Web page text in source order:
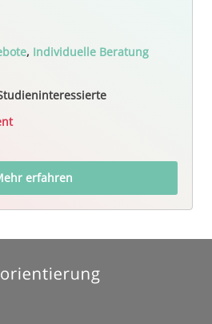
, Individuelle Beratung
erfahren